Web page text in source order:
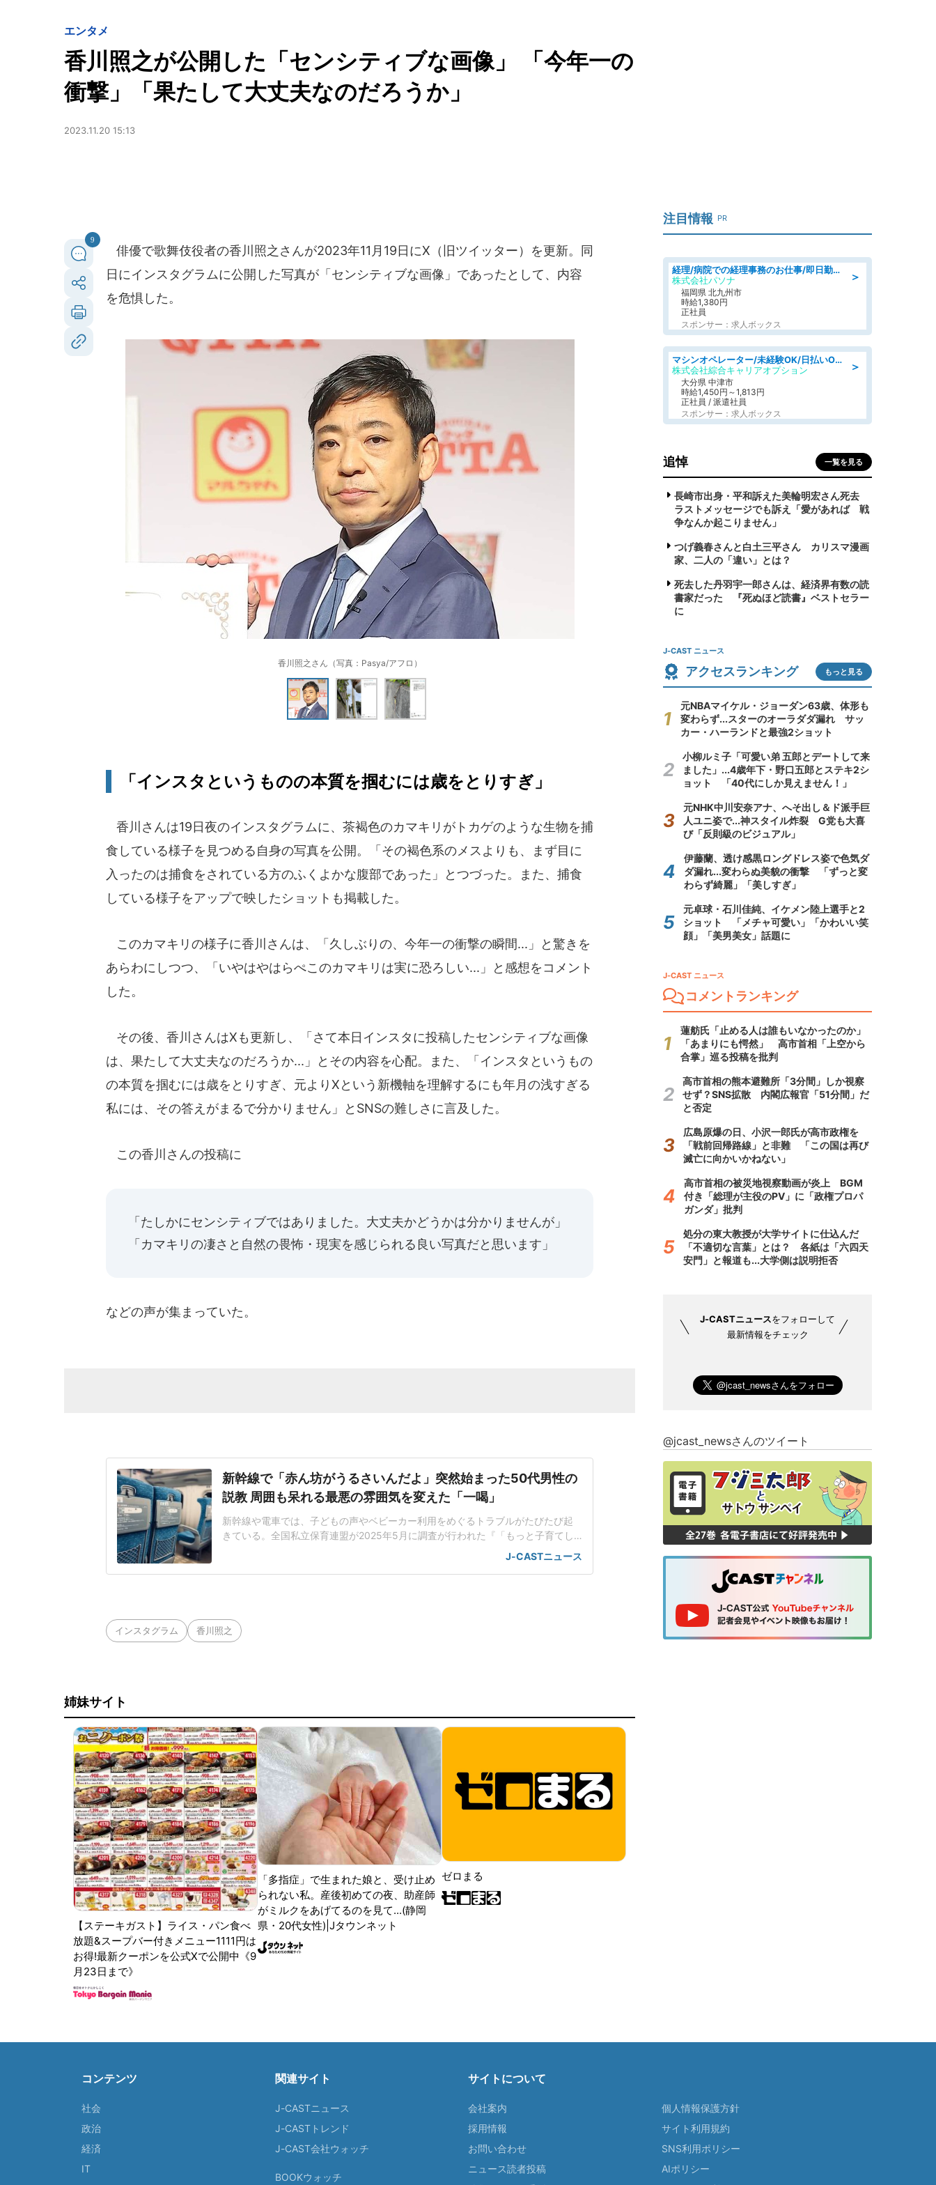
エンタメ
香川照之が公開した「センシティブな画像」 「今年一の
衝撃」「果たして大丈夫なのだろうか」
2023.11.20 15:13
9
俳優で歌舞伎役者の香川照之さんが2023年11月19日にX（旧ツイッター）を更新。同
日にインスタグラムに公開した写真が「センシティブな画像」であったとして、内容
を危惧した。
香川照之さん（写真：Pasya/アフロ）
「インスタというものの本質を掴むには歳をとりすぎ」
香川さんは19日夜のインスタグラムに、茶褐色のカマキリがトカゲのような生物を捕
食している様子を見つめる自身の写真を公開。「その褐色系のメスよりも、まず目に
入ったのは捕食をされている方のふくよかな腹部であった」とつづった。また、捕食
している様子をアップで映したショットも掲載した。
このカマキリの様子に香川さんは、「久しぶりの、今年一の衝撃の瞬間...」と驚きを
あらわにしつつ、「いやはやはらぺこのカマキリは実に恐ろしい...」と感想をコメント
した。
その後、香川さんはXも更新し、「さて本日インスタに投稿したセンシティブな画像
は、果たして大丈夫なのだろうか...」とその内容を心配。また、「インスタというもの
の本質を掴むには歳をとりすぎ、元よりXという新機軸を理解するにも年月の浅すぎる
私には、その答えがまるで分かりません」とSNSの難しさに言及した。
この香川さんの投稿に
「たしかにセンシティブではありました。大丈夫かどうかは分かりませんが」
「カマキリの凄さと自然の畏怖・現実を感じられる良い写真だと思います」
などの声が集まっていた。
新幹線で「赤ん坊がうるさいんだよ」突然始まった50代男性の
説教 周囲も呆れる最悪の雰囲気を変えた「一喝」
新幹線や電車では、子どもの声やベビーカー利用をめぐるトラブルがたびたび起
きている。全国私立保育連盟が2025年5月に調査が行われた『「もっと子育てし
やすい社会へ」アンケート2025』の結果には、「外食、電車、公共の場での子ど
もの泣き声・騒ぎへの冷たい視線や苦情に心が疲弊」「電車の座席やエレベータ
J-CASTニュース
インスタグラム 香川照之
姉妹サイト
【ステーキガスト】ライス・パン食べ
放題&スープバー付きメニュー1111円は
お得!最新クーポンを公式Xで公開中《9
月23日まで》
「多指症」で生まれた娘と、受け止め
られない私。産後初めての夜、助産師
がミルクをあげてるのを見て...(静岡
県・20代女性)|Jタウンネット
ゼロまる
注目情報 PR
＞
経理/病院での経理事務のお仕事/即日勤務可/車通勤可/経理/一般事務
株式会社パソナ
福岡県 北九州市
時給1,380円
正社員
スポンサー：求人ボックス
＞
マシンオペレーター/未経験OK/日払いOK/交替制/20・30・40代活躍中/製造 工場
株式会社綜合キャリアオプション
大分県 中津市
時給1,450円～1,813円
正社員 / 派遣社員
スポンサー：求人ボックス
追悼 一覧を見る
長崎市出身・平和訴えた美輪明宏さん死去
ラストメッセージでも訴え「愛があれば 戦
争なんか起こりません」
つげ義春さんと白土三平さん カリスマ漫画
家、二人の「違い」とは？
死去した丹羽宇一郎さんは、経済界有数の読
書家だった 『死ぬほど読書』ベストセラー
に
J-CAST ニュース
アクセスランキング もっと見る
元NBAマイケル・ジョーダン63歳、体形も
変わらず...スターのオーラダダ漏れ サッ
カー・ハーランドと最強2ショット
小柳ルミ子「可愛い弟 五郎とデートして来
ました」...4歳年下・野口五郎とステキ2シ
ョット 「40代にしか見えません！」
元NHK中川安奈アナ、へそ出し＆ド派手巨
人ユニ姿で...神スタイル炸裂 G党も大喜
び「反則級のビジュアル」
伊藤蘭、透け感黒ロングドレス姿で色気ダ
ダ漏れ...変わらぬ美貌の衝撃 「ずっと変
わらず綺麗」「美しすぎ」
元卓球・石川佳純、イケメン陸上選手と2
ショット 「メチャ可愛い」「かわいい笑
顔」「美男美女」話題に
J-CAST ニュース
コメントランキング
蓮舫氏「止める人は誰もいなかったのか」
「あまりにも愕然」 高市首相「上空から
合掌」巡る投稿を批判
高市首相の熊本避難所「3分間」しか視察
せず？SNS拡散 内閣広報官「51分間」だ
と否定
広島原爆の日、小沢一郎氏が高市政権を
「戦前回帰路線」と非難 「この国は再び
滅亡に向かいかねない」
高市首相の被災地視察動画が炎上 BGM
付き「総理が主役のPV」に「政権プロパ
ガンダ」批判
処分の東大教授が大学サイトに仕込んだ
「不適切な言葉」とは？ 各紙は「六四天
安門」と報道も...大学側は説明拒否
J-CASTニュースをフォローして
最新情報をチェック
@jcast_newsさんのツイート
コンテンツ
社会
政治
経済
IT
関連サイト
J-CASTニュース
J-CASTトレンド
J-CAST会社ウォッチ
BOOKウォッチ
サイトについて
会社案内
採用情報
お問い合わせ
ニュース読者投稿
個人情報保護方針
サイト利用規約
SNS利用ポリシー
AIポリシー